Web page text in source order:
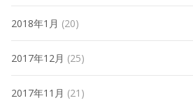
2018年1月 (20)
2017年12月 (25)
2017年11月 (21)